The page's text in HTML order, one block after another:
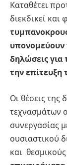
Καταθέτει
διεκδικεί και
υπονομεύουν
δηλώσεις για
την επίτευξη
Οι θέσεις της
τεχνασμάτων
συνεργασίας
ουσιαστικού
και